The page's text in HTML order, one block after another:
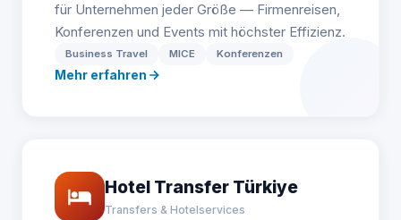
für Unternehmen jeder Größe — Firmenreisen,
Konferenzen und Events mit höchster Effizienz.
Business Travel MICE Konferenzen
Mehr erfahren
Hotel Transfer Türkiye
Transfers & Hotelservices